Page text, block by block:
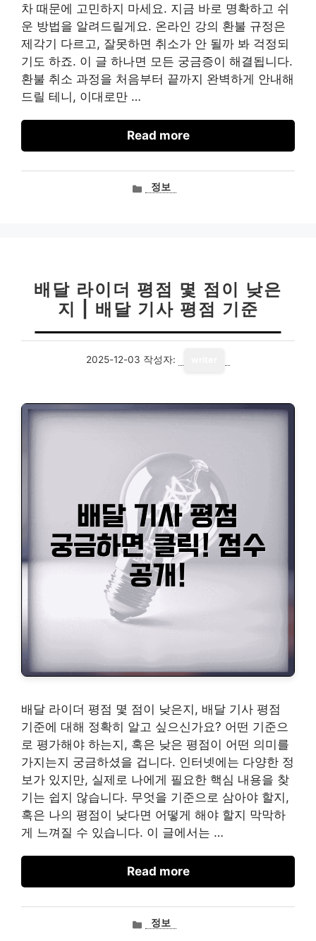
차 때문에 고민하지 마세요. 지금 바로 명확하고 쉬
운 방법을 알려드릴게요. 온라인 강의 환불 규정은
제각기 다르고, 잘못하면 취소가 안 될까 봐 걱정되
기도 하죠. 이 글 하나면 모든 궁금증이 해결됩니다.
환불 취소 과정을 처음부터 끝까지 완벽하게 안내해
드릴 테니, 이대로만 …
Read more
카정보
배달 라이더 평점 몇 점이 낮은
지 | 배달 기사 평점 기준
2025-12-03 작성자:
배달 라이더 평점 몇 점이 낮은지, 배달 기사 평점
기준에 대해 정확히 알고 싶으신가요? 어떤 기준으
로 평가해야 하는지, 혹은 낮은 평점이 어떤 의미를
가지는지 궁금하셨을 겁니다. 인터넷에는 다양한 정
보가 있지만, 실제로 나에게 필요한 핵심 내용을 찾
기는 쉽지 않습니다. 무엇을 기준으로 삼아야 할지,
혹은 나의 평점이 낮다면 어떻게 해야 할지 막막하
게 느껴질 수 있습니다. 이 글에서는 …
Read more
카정보